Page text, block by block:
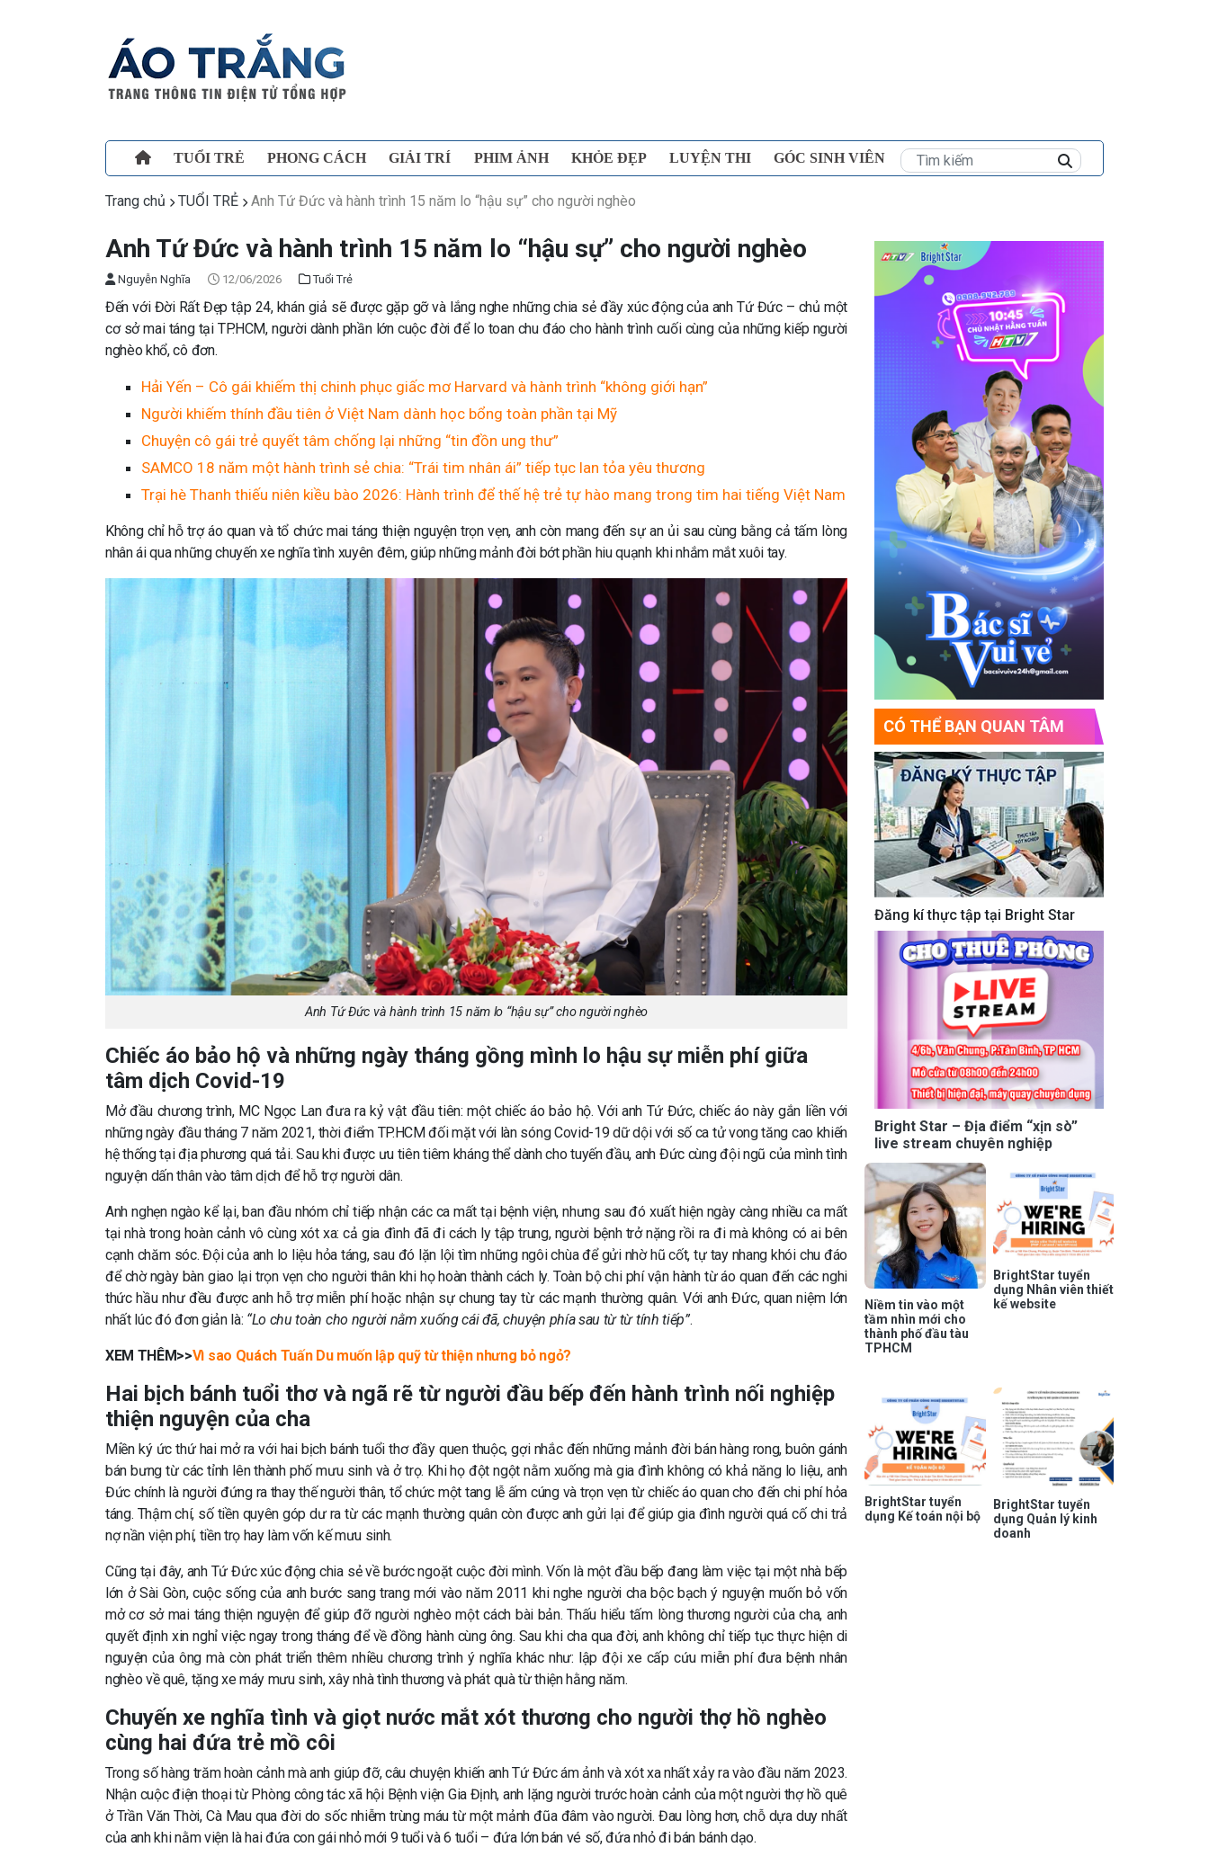
TUỔI TRẺ PHONG CÁCH GIẢI TRÍ PHIM ẢNH KHỎE ĐẸP LUYỆN THI GÓC SINH VIÊN
Trang chủ TUỔI TRẺ Anh Tứ Đức và hành trình 15 năm lo “hậu sự” cho người nghèo
Anh Tứ Đức và hành trình 15 năm lo “hậu sự” cho người nghèo
Nguyễn Nghĩa 12/06/2026 Tuổi Trẻ
Đến với Đời Rất Đẹp tập 24, khán giả sẽ được gặp gỡ và lắng nghe những chia sẻ đầy xúc động của anh Tứ Đức – chủ một
cơ sở mai táng tại TP.HCM, người dành phần lớn cuộc đời để lo toan chu đáo cho hành trình cuối cùng của những kiếp người
nghèo khổ, cô đơn.
Hải Yến – Cô gái khiếm thị chinh phục giấc mơ Harvard và hành trình “không giới hạn”
Người khiếm thính đầu tiên ở Việt Nam dành học bổng toàn phần tại Mỹ
Chuyện cô gái trẻ quyết tâm chống lại những “tin đồn ung thư”
SAMCO 18 năm một hành trình sẻ chia: “Trái tim nhân ái” tiếp tục lan tỏa yêu thương
Trại hè Thanh thiếu niên kiều bào 2026: Hành trình để thế hệ trẻ tự hào mang trong tim hai tiếng Việt Nam
Không chỉ hỗ trợ áo quan và tổ chức mai táng thiện nguyện trọn vẹn, anh còn mang đến sự an ủi sau cùng bằng cả tấm lòng
nhân ái qua những chuyến xe nghĩa tình xuyên đêm, giúp những mảnh đời bớt phần hiu quạnh khi nhắm mắt xuôi tay.
Anh Tứ Đức và hành trình 15 năm lo “hậu sự” cho người nghèo
Chiếc áo bảo hộ và những ngày tháng gồng mình lo hậu sự miễn phí giữa
tâm dịch Covid-19
Mở đầu chương trình, MC Ngọc Lan đưa ra kỷ vật đầu tiên: một chiếc áo bảo hộ. Với anh Tứ Đức, chiếc áo này gắn liền với
những ngày đầu tháng 7 năm 2021, thời điểm TP.HCM đối mặt với làn sóng Covid-19 dữ dội với số ca tử vong tăng cao khiến
hệ thống tại địa phương quá tải. Sau khi được ưu tiên tiêm kháng thể dành cho tuyến đầu, anh Đức cùng đội ngũ của mình tình
nguyện dấn thân vào tâm dịch để hỗ trợ người dân.
Anh nghẹn ngào kể lại, ban đầu nhóm chỉ tiếp nhận các ca mất tại bệnh viện, nhưng sau đó xuất hiện ngày càng nhiều ca mất
tại nhà trong hoàn cảnh vô cùng xót xa: cả gia đình đã đi cách ly tập trung, người bệnh trở nặng rồi ra đi mà không có ai bên
cạnh chăm sóc. Đội của anh lo liệu hỏa táng, sau đó lặn lội tìm những ngôi chùa để gửi nhờ hũ cốt, tự tay nhang khói chu đáo
để chờ ngày bàn giao lại trọn vẹn cho người thân khi họ hoàn thành cách ly. Toàn bộ chi phí vận hành từ áo quan đến các nghi
thức hầu như đều được anh hỗ trợ miễn phí hoặc nhận sự chung tay từ các mạnh thường quân. Với anh Đức, quan niệm lớn
nhất lúc đó đơn giản là: “Lo chu toàn cho người nằm xuống cái đã, chuyện phía sau từ từ tính tiếp”.
XEM THÊM>>Vì sao Quách Tuấn Du muốn lập quỹ từ thiện nhưng bỏ ngỏ?
Hai bịch bánh tuổi thơ và ngã rẽ từ người đầu bếp đến hành trình nối nghiệp
thiện nguyện của cha
Miền ký ức thứ hai mở ra với hai bịch bánh tuổi thơ đầy quen thuộc, gợi nhắc đến những mảnh đời bán hàng rong, buôn gánh
bán bưng từ các tỉnh lên thành phố mưu sinh và ở trọ. Khi họ đột ngột nằm xuống mà gia đình không có khả năng lo liệu, anh
Đức chính là người đứng ra thay thế người thân, tổ chức một tang lễ ấm cúng và trọn vẹn từ chiếc áo quan cho đến chi phí hỏa
táng. Thậm chí, số tiền quyên góp dư ra từ các mạnh thường quân còn được anh gửi lại để giúp gia đình người quá cố chi trả
nợ nần viện phí, tiền trọ hay làm vốn kế mưu sinh.
Cũng tại đây, anh Tứ Đức xúc động chia sẻ về bước ngoặt cuộc đời mình. Vốn là một đầu bếp đang làm việc tại một nhà bếp
lớn ở Sài Gòn, cuộc sống của anh bước sang trang mới vào năm 2011 khi nghe người cha bộc bạch ý nguyện muốn bỏ vốn
mở cơ sở mai táng thiện nguyện để giúp đỡ người nghèo một cách bài bản. Thấu hiểu tấm lòng thương người của cha, anh
quyết định xin nghỉ việc ngay trong tháng để về đồng hành cùng ông. Sau khi cha qua đời, anh không chỉ tiếp tục thực hiện di
nguyện của ông mà còn phát triển thêm nhiều chương trình ý nghĩa khác như: lập đội xe cấp cứu miễn phí đưa bệnh nhân
nghèo về quê, tặng xe máy mưu sinh, xây nhà tình thương và phát quà từ thiện hằng năm.
Chuyến xe nghĩa tình và giọt nước mắt xót thương cho người thợ hồ nghèo
cùng hai đứa trẻ mồ côi
Trong số hàng trăm hoàn cảnh mà anh giúp đỡ, câu chuyện khiến anh Tứ Đức ám ảnh và xót xa nhất xảy ra vào đầu năm 2023.
Nhận cuộc điện thoại từ Phòng công tác xã hội Bệnh viện Gia Định, anh lặng người trước hoàn cảnh của một người thợ hồ quê
ở Trần Văn Thời, Cà Mau qua đời do sốc nhiễm trùng máu từ một mảnh đũa đâm vào người. Đau lòng hơn, chỗ dựa duy nhất
của anh khi nằm viện là hai đứa con gái nhỏ mới 9 tuổi và 6 tuổi – đứa lớn bán vé số, đứa nhỏ đi bán bánh dạo.
CÓ THỂ BẠN QUAN TÂM
Đăng kí thực tập tại Bright Star
Bright Star – Địa điểm “xịn sò”
live stream chuyên nghiệp
Niềm tin vào một
tầm nhìn mới cho
thành phố đầu tàu
TPHCM
BrightStar tuyển
dụng Nhân viên thiết
kế website
BrightStar tuyển
dụng Kế toán nội bộ
BrightStar tuyển
dụng Quản lý kinh
doanh